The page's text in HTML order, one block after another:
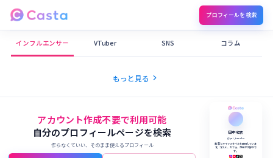
プロフィールを検索
Castaメディア
インフルエンサー VTuber SNS コラム
もっと見る chevron_right
アカウント作成不要で利用可能
自分のプロフィールページを検索
作らなくていい、そのまま使えるプロフィール
田中 結衣
@yui_tanaka
美容とライフスタイルを発信していま
す。コスメ、カフェ、旅行が大好きで
す。